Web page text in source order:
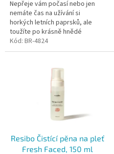
Nepřeje vám počasí nebo jen
nemáte čas na užívání si
horkých letních paprsků, ale
toužíte po krásně hnědé
pokožce? Přírodní
samoopalovací tonikum Have
Kód: BR-4824
Resibo Čistící pěna na pleť
Fresh Faced, 150 ml